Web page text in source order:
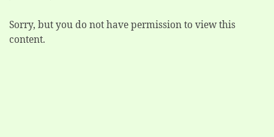
Sorry, but you do not have permission to view this
content.